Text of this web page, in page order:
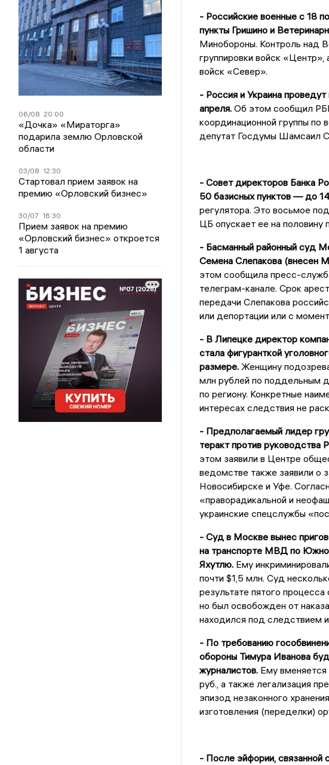
06/08 20:00
«Дочка» «Мираторга»
подарила землю Орловской
области
03/08 12:30
Стартовал прием заявок на
премию «Орловский бизнес»
30/07 16:30
Прием заявок на премию
«Орловский бизнес» откроется
1 августа
- Российские военные с 18
пункты Гришино и
Минобороны. Контроль над
группировки войск
войск «Север».
- Россия и Украина
апреля. Об этом сообщил
координационной группы по
депутат Госдумы Шамсаил
- Совет директоров Банка
50 базисных пунктов — до
регулятора. Это восьмое
ЦБ опускает ее на половину
- Басманный районный суд
Семена Слепакова (внесен
этом сообщила пресс-
телеграм-канале. Срок
передачи Слепакова
или депортации или с
- В Липецке директор
стала фигуранткой
размере.Женщину
млн рублей по поддельным
по региону. Конкретные
интересах следствия не
- Предполагаемый лидер
теракт против руководства
этом заявили в Центре
ведомстве также заявили о
Новосибирске и Уфе.
«праворадикальной и
украинские спецслужбы
- Суд в Москве вынес
на транспорте МВД по
Яхутлю. Ему
почти $1,5 млн. Суд
результате пятого
но был освобожден от
находился под следствием
- По требованию
обороны Тимура Иванова
журналистов.Ему вменяется
руб., а также легализация
эпизод незаконного
изготовления (переделки)
- После эйфории, связанной